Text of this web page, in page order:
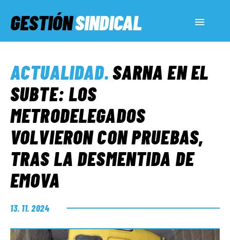
GESTIÓNSINDICAL
SERVICIOS SOCIALES
INFORMES ESPECIALES
FUERA DE MEGÁFONO
ACTUALIDAD.SARNA EN EL
SUBTE: LOS
METRODELEGADOS
VOLVIERON CON PRUEBAS,
TRAS LA DESMENTIDA DE
EMOVA
13. 11. 2024